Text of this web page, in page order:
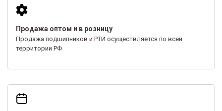
Продажа оптом и в розницу
Продажа подшипников и РТИ осуществляется по всей
территории РФ